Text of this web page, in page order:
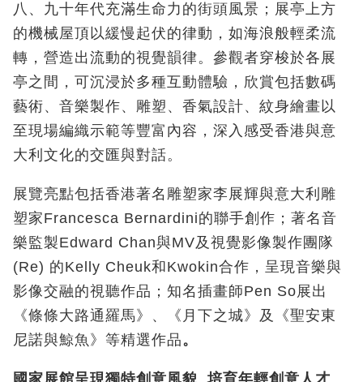
八、九十年代充滿生命力的街頭風景；展亭上方
的機械屋頂以緩慢起伏的律動，如海浪般輕柔流
轉，營造出流動的視覺韻律。參觀者穿梭於各展
亭之間，可沉浸於多種互動體驗，欣賞包括數碼
藝術、音樂製作、雕塑、香氣設計、紋身繪畫以
至現場編織示範等豐富內容，深入感受香港與意
大利文化的交匯與對話。
展覽亮點包括香港著名雕塑家李展輝與意大利雕
塑家Francesca Bernardini的聯手創作；著名音
樂監製Edward Chan與MV及視覺影像製作團隊
(Re) 的Kelly Cheuk和 Kwokin合作，呈現音樂與
影像交融的視聽作品；知名插畫師Pen So展出
《條條大路通羅馬》、《月下之城》及《聖安東
尼諾與鯨魚》等精選作品。